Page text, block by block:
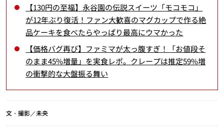
【130円の至福】永谷園の伝説スイーツ「モコモコ」
が12年ぶり復活！ファン大歓喜のマグカップで作る絶
品ケーキを食べたらやっぱり最高にウマかった
【価格バグ再び】ファミマが太っ腹すぎ！「お値段そ
のまま45%増量」を実食レポ。クレープは推定59%増
の衝撃的な大盤振る舞い
文・撮影／未央